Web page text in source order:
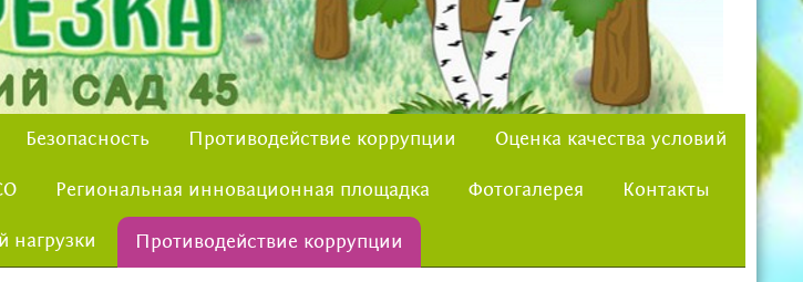
Безопасность Противодействие коррупции Оценка качества условий
Региональная инновационная площадка Фотогалерея Контакты
нагрузки Противодействие коррупции